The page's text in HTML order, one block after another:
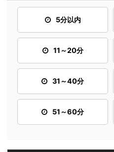
5分以内
11～20分
31～40分
51～60分